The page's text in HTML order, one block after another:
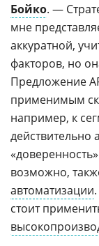
Бойко. —
мне
аккуратной,
факторов, но
Предложение
применимым
например, к
действительно
возможно,
автоматизации
стоит